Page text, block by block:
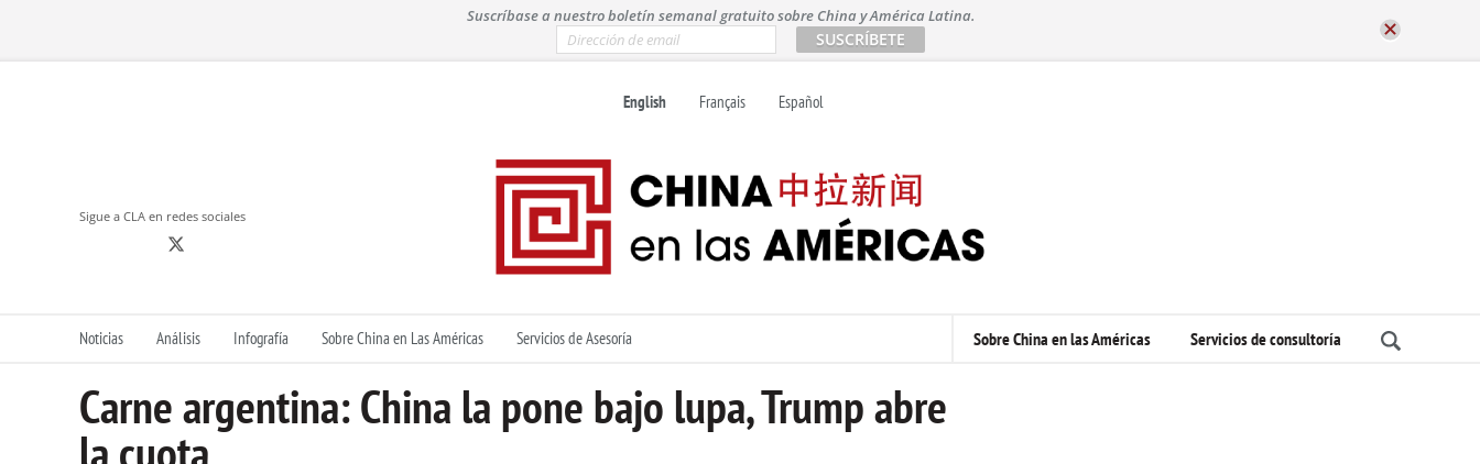
i
Suscríbase a nuestro boletín semanal gratuito sobre China y América Latina.
m
English Français Español
Sigue a CLA en redes sociales
Noticias Análisis Infografía Sobre China en Las Américas Servicios de Asesoría Sobre China en las Américas Servicios de consultoría
Carne argentina: China la pone bajo lupa, Trump abre